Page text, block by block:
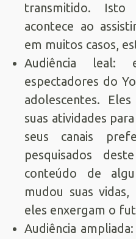
transmitido.
acontece ao
em muitos casos,
Audiência
espectadores do
adolescentes.
suas atividades
seus canais
pesquisados
conteúdo de
mudou suas
eles enxergam o
Audiência